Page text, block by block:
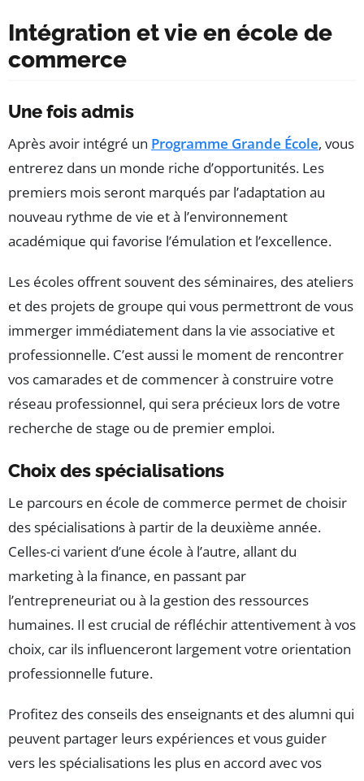
Intégration et vie en école de
commerce
Une fois admis
Après avoir intégré un Programme Grande École, vous
entrerez dans un monde riche d’opportunités. Les
premiers mois seront marqués par l’adaptation au
nouveau rythme de vie et à l’environnement
académique qui favorise l’émulation et l’excellence.
Les écoles offrent souvent des séminaires, des ateliers
et des projets de groupe qui vous permettront de vous
immerger immédiatement dans la vie associative et
professionnelle. C’est aussi le moment de rencontrer
vos camarades et de commencer à construire votre
réseau professionnel, qui sera précieux lors de votre
recherche de stage ou de premier emploi.
Choix des spécialisations
Le parcours en école de commerce permet de choisir
des spécialisations à partir de la deuxième année.
Celles-ci varient d’une école à l’autre, allant du
marketing à la finance, en passant par
l’entrepreneuriat ou à la gestion des ressources
humaines. Il est crucial de réfléchir attentivement à vos
choix, car ils influenceront largement votre orientation
professionnelle future.
Profitez des conseils des enseignants et des alumni qui
peuvent partager leurs expériences et vous guider
vers les spécialisations les plus en accord avec vos